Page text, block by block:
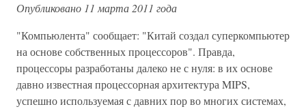
Опубликовано 11 марта 2011 года
"Компьюлента" сообщает: "Китай создал суперкомпьютер
на основе собственных процессоров". Правда,
процессоры разработаны далеко не с нуля: в их основе
давно известная процессорная архитектура MIPS,
успешно используемая с давних пор во многих системах,